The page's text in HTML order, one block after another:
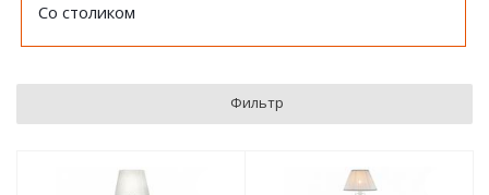
Со столиком
Фильтр